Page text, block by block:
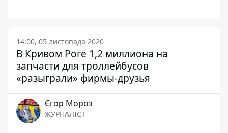
14:00, 05 листопада 2020
В Кривом Роге 1,2 миллиона на
запчасти для троллейбусов
«разыграли» фирмы-друзья
Єгор Мороз
ЖУРНАЛІСТ